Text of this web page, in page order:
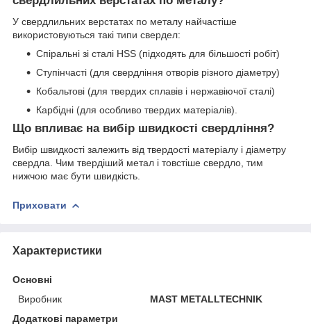
У свердлильних верстатах по металу найчастіше
використовуються такі типи свердел:
Спіральні зі сталі HSS (підходять для більшості робіт)
Ступінчасті (для свердління отворів різного діаметру)
Кобальтові (для твердих сплавів і нержавіючої сталі)
Карбідні (для особливо твердих матеріалів).
Що впливає на вибір швидкості свердління?
Вибір швидкості залежить від твердості матеріалу і діаметру
свердла. Чим твердіший метал і товстіше свердло, тим
нижчою має бути швидкість.
Приховати
Характеристики
Основні
Виробник
MAST METALLTECHNIK
Додаткові параметри